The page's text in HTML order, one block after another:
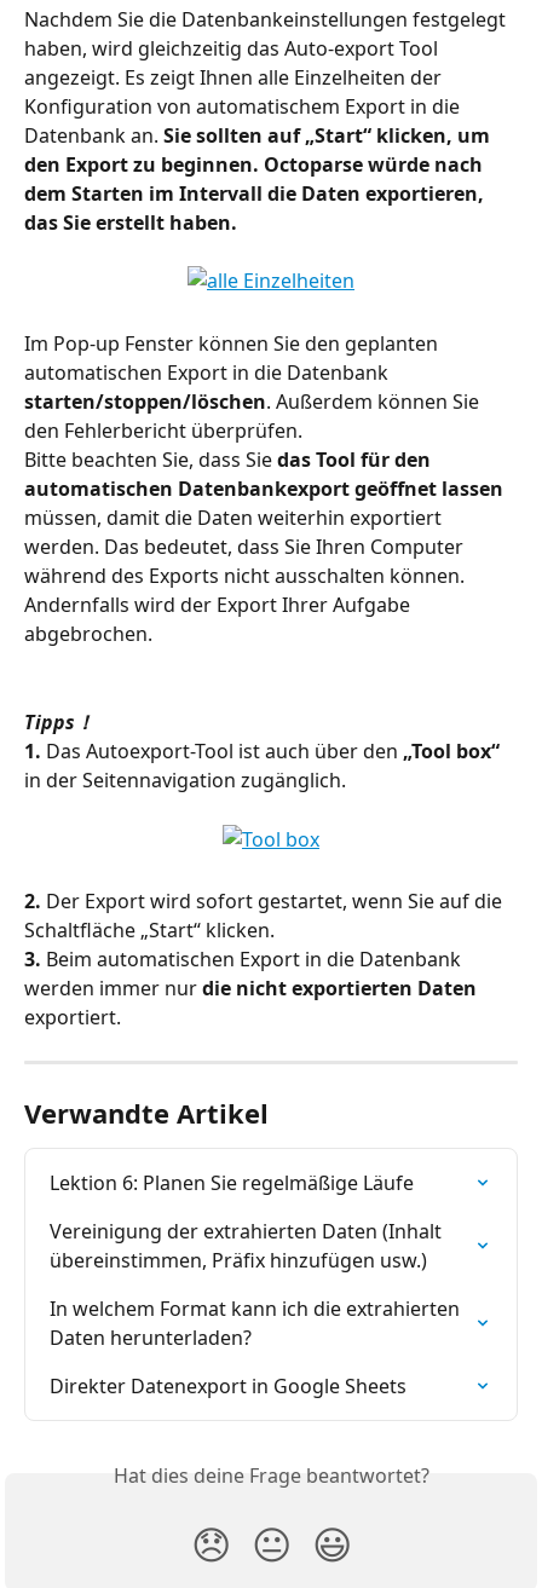
Nachdem Sie die Datenbankeinstellungen festgelegt
haben, wird gleichzeitig das Auto-export Tool
angezeigt. Es zeigt Ihnen alle Einzelheiten der
Konfiguration von automatischem Export in die
Datenbank an. Sie sollten auf „Start“ klicken, um
den Export zu beginnen. Octoparse würde nach
dem Starten im Intervall die Daten exportieren,
das Sie erstellt haben.
Im Pop-up Fenster können Sie den geplanten
automatischen Export in die Datenbank
starten/stoppen/löschen. Außerdem können Sie
den Fehlerbericht überprüfen.
Bitte beachten Sie, dass Sie das Tool für den
automatischen Datenbankexport geöffnet lassen
müssen, damit die Daten weiterhin exportiert
werden. Das bedeutet, dass Sie Ihren Computer
während des Exports nicht ausschalten können.
Andernfalls wird der Export Ihrer Aufgabe
abgebrochen.
Tipps！
1. Das Autoexport-Tool ist auch über den „Tool box“
in der Seitennavigation zugänglich.
2. Der Export wird sofort gestartet, wenn Sie auf die
Schaltfläche „Start“ klicken.
3. Beim automatischen Export in die Datenbank
werden immer nur die nicht exportierten Daten
exportiert.
Verwandte Artikel
Lektion 6: Planen Sie regelmäßige Läufe
Vereinigung der extrahierten Daten (Inhalt
übereinstimmen, Präfix hinzufügen usw.)
In welchem Format kann ich die extrahierten
Daten herunterladen?
Direkter Datenexport in Google Sheets
Hat dies deine Frage beantwortet?
😞 😐 😃